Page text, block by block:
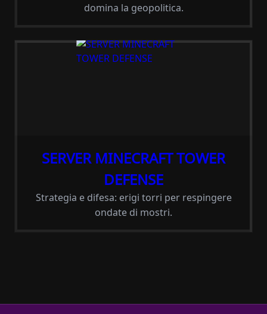
domina la geopolitica.
SERVER MINECRAFT TOWER
DEFENSE
Strategia e difesa: erigi torri per respingere
ondate di mostri.